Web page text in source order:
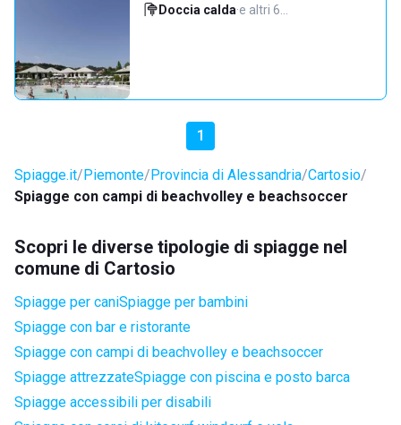
Doccia calda·e altri 6…
1
Spiagge.it Piemonte Provincia di Alessandria Cartosio
Spiagge con campi di beachvolley e beachsoccer
Scopri le diverse tipologie di spiagge nel
comune di Cartosio
Spiagge per caniSpiagge per bambini
Spiagge con bar e ristorante
Spiagge con campi di beachvolley e beachsoccer
Spiagge attrezzateSpiagge con piscina e posto barca
Spiagge accessibili per disabili